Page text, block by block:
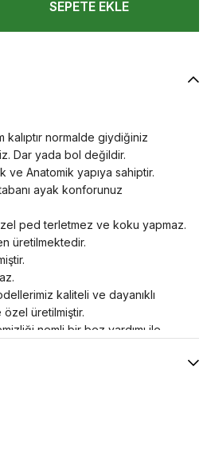
normalde giydiğiniz
Dar yada bol değildir.
Anatomik yapıya sahiptir.
ayak konforunuz
ped terletmez ve koku yapmaz.
üretilmektedir.
kaliteli ve dayanıklı
üretilmiştir.
nemli bir bez yardımı ile
restoranlarda, otellerde,
kullanım için ideal olan bu